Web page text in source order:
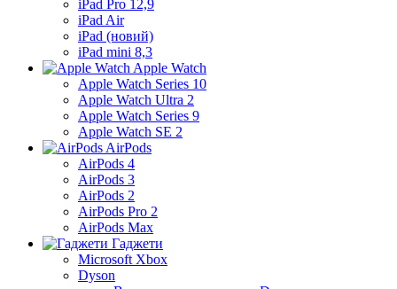
iPad Pro 12,9
iPad Air
iPad (новий)
iPad mini 8,3
Apple Watch
Apple Watch Series 10
Apple Watch Ultra 2
Apple Watch Series 9
Apple Watch SE 2
AirPods
AirPods 4
AirPods 3
AirPods 2
AirPods Pro 2
AirPods Max
Гаджети
Microsoft Xbox
Dyson